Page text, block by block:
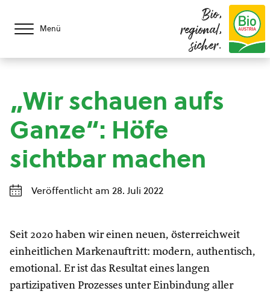
Menü
Bio,
regional,
sicher.
„Wir schauen aufs
Ganze“: Höfe
sichtbar machen
Veröffentlicht am 28. Juli 2022
Seit 2020 haben wir einen neuen, österreichweit
einheitlichen Markenauftritt: modern, authentisch,
emotional. Er ist das Resultat eines langen
partizipativen Prozesses unter Einbindung aller